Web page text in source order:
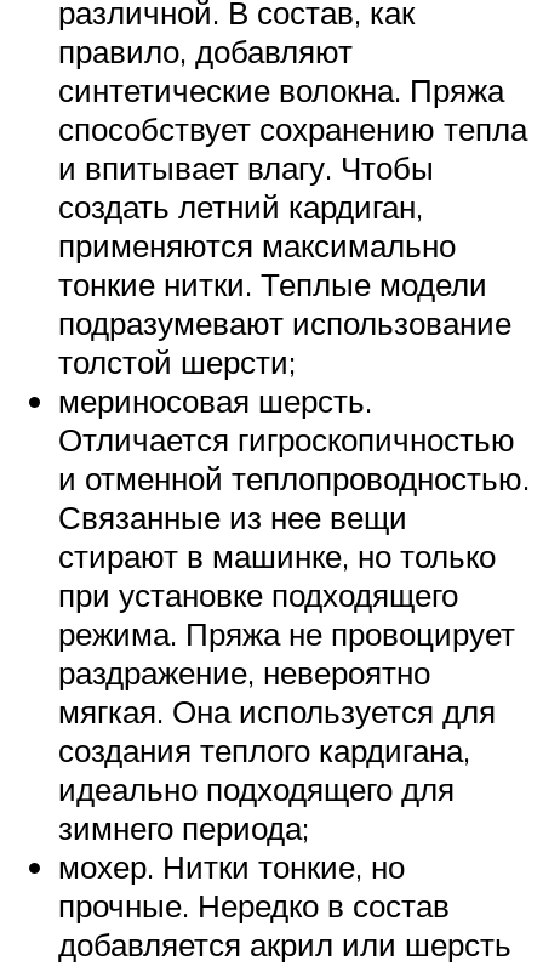
различной. В состав, как
правило, добавляют
синтетические волокна. Пряжа
способствует сохранению тепла
и впитывает влагу. Чтобы
создать летний кардиган,
применяются максимально
тонкие нитки. Теплые модели
подразумевают использование
толстой шерсти;
мериносовая шерсть.
Отличается гигроскопичностью
и отменной теплопроводностью.
Связанные из нее вещи
стирают в машинке, но только
при установке подходящего
режима. Пряжа не провоцирует
раздражение, невероятно
мягкая. Она используется для
создания теплого кардигана,
идеально подходящего для
зимнего периода;
мохер. Нитки тонкие, но
прочные. Нередко в состав
добавляется акрил или шерсть